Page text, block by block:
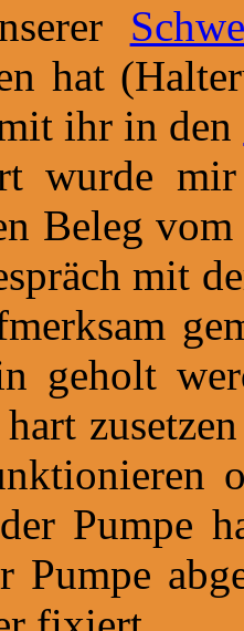
hat
ihr in den
wurde
Beleg
mit
geholt
Pumpe
Pumpe